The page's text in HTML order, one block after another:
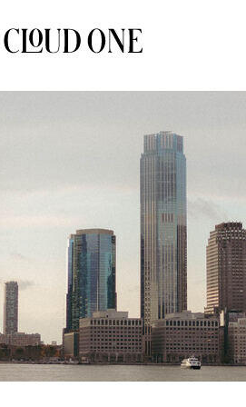
APP BEONE
CHECK-IN ONLINE E